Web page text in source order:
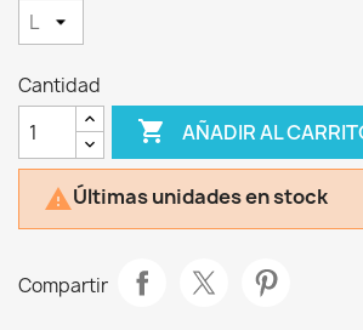
Cantidad
 AÑADIR AL
Últimas unidades en stock
Compartir